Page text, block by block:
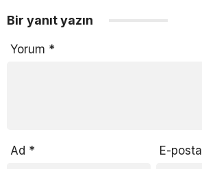
Bir yanıt yazın
Yorum *
Ad * E-posta